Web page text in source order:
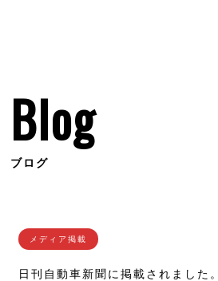
Blog
ブログ
日刊自動車新聞に掲載されました。